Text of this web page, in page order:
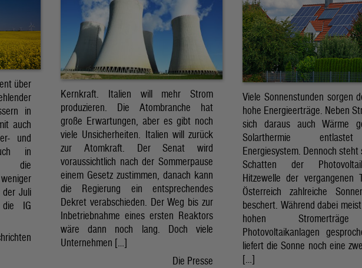
über
in
auch
und
in
die
Juli
die IG
Kernkraft. Italien will mehr Strom
produzieren. Die Atombranche hat
große Erwartungen, aber es gibt noch
viele Unsicherheiten. Italien will zurück
zur Atomkraft. Der Senat wird
voraussichtlich nach der Sommerpause
einem Gesetz zustimmen, danach kann
die Regierung ein entsprechendes
Dekret verabschieden. Der Weg bis zur
Inbetriebnahme eines ersten Reaktors
wäre dann noch lang. Doch viele
Unternehmen […]
Die Presse
Viele Sonnenstunden sorgen
hohe Energieerträge. Neben
sich daraus auch Wärme
Solarthermie
Energiesystem. Dennoch steht
Schatten der
Hitzewelle der vergangenen
Österreich zahlreiche
beschert. Während dabei
hohen
Photovoltaikanlagen
liefert die Sonne noch eine
[…]